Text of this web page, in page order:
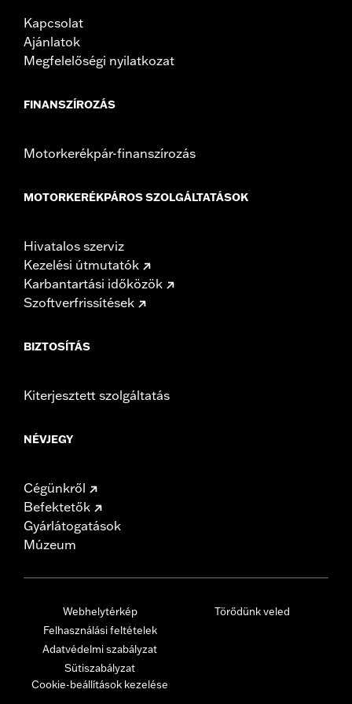
Kapcsolat
Ajánlatok
Megfelelőségi nyilatkozat
FINANSZÍROZÁS
Motorkerékpár-finanszírozás
MOTORKERÉKPÁROS SZOLGÁLTATÁSOK
Hivatalos szerviz
Kezelési útmutatók
Karbantartási időközök
Szoftverfrissítések
BIZTOSÍTÁS
Kiterjesztett szolgáltatás
NÉVJEGY
Cégünkről
Befektetők
Gyárlátogatások
Múzeum
Webhelytérkép
Felhasználási feltételek
Adatvédelmi szabályzat
Sütiszabályzat
Cookie-beállítások kezelése
Törődünk veled